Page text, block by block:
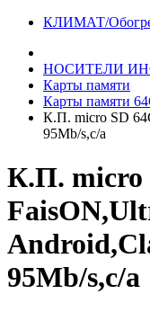
КЛИМАТ/
НОСИТЕЛИ
Карты памяти
Карты памяти
К.П. micro SD
95Mb/s,c/а
К.П. micro
95Mb/s,c/а